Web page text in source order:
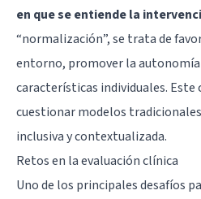
en que se entiende la
“normalización”, se trata de
entorno, promover la
características individuales. Este
cuestionar modelos
inclusiva y contextualizada.
Retos en la evaluación clínica
Uno de los principales desafíos